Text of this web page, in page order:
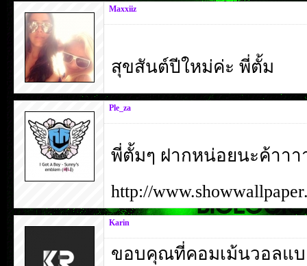
Maxxiiz
สุขสันต์ปีใหม่ค่ะ พี่ตั้ม
Ple_za
พี่ตั้มๆ ฝากหน่อยนะค้าาา
http://
Karin
ขอบคุณที่คอมเม้นวอลแ